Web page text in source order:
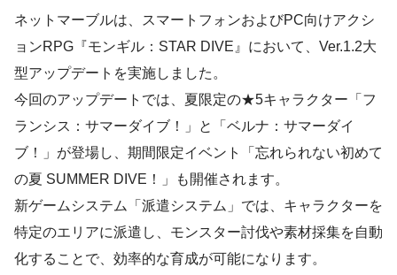
ネットマーブルは、スマートフォンおよびPC向けアクシ
ョンRPG『モンギル：STAR DIVE』において、Ver.1.2大
型アップデートを実施しました。
今回のアップデートでは、夏限定の★5キャラクター「フ
ランシス：サマーダイブ！」と「ベルナ：サマーダイ
ブ！」が登場し、期間限定イベント「忘れられない初めて
の夏 SUMMER DIVE！」も開催されます。
新ゲームシステム「派遣システム」では、キャラクターを
特定のエリアに派遣し、モンスター討伐や素材採集を自動
化することで、効率的な育成が可能になります。